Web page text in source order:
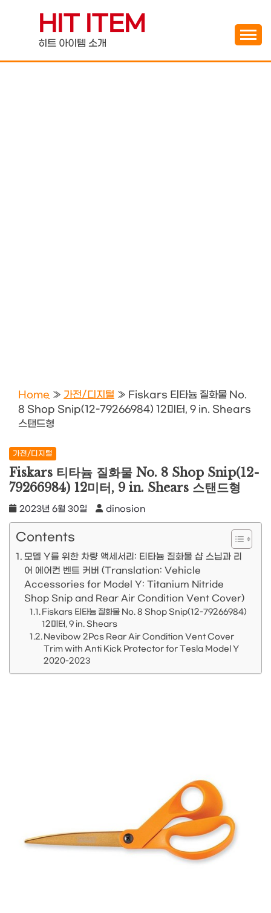
contentHIT ITEM
히트 아이템 소개
Home » 가전/디지털 » Fiskars 티타늄 질화물 No.
8 Shop Snip(12-79266984) 12미터, 9 in. Shears
스탠드형
가전/디지털
Fiskars 티타늄 질화물 No. 8 Shop Snip(12-
79266984) 12미터, 9 in. Shears 스탠드형
2023년 6월 30일 dinosion
Contents
모델 Y를 위한 차량 액세서리: 티타늄 질화물 샵 스닙과 리
어 에어컨 벤트 커버 (Translation: Vehicle
Accessories for Model Y: Titanium Nitride
Shop Snip and Rear Air Condition Vent Cover)
Fiskars 티타늄 질화물 No. 8 Shop Snip(12-79266984)
12미터, 9 in. Shears
Nevibow 2Pcs Rear Air Condition Vent Cover
Trim with Anti Kick Protector for Tesla Model Y
2020-2023